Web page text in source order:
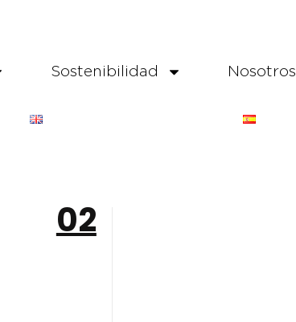
Sostenibilidad Nosotros
02